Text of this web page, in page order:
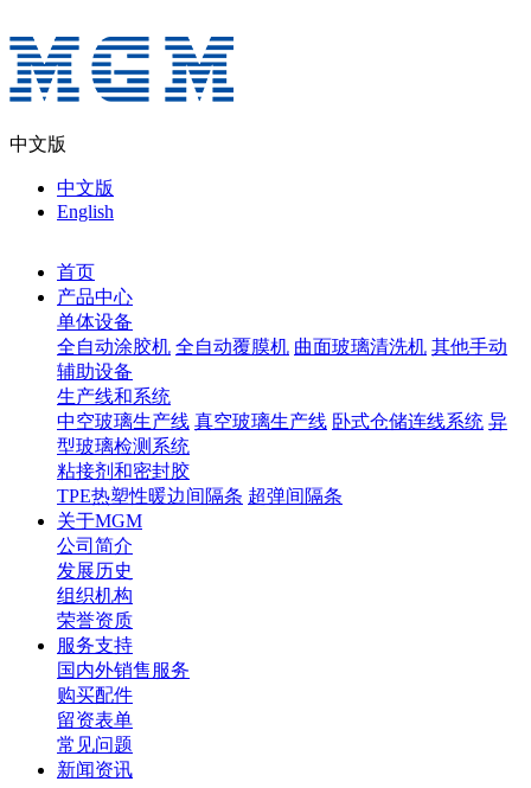
中文版
中文版
English
首页
产品中心
单体设备
全自动涂胶机 全自动覆膜机 曲面玻璃清洗机 其他手动
辅助设备
生产线和系统
中空玻璃生产线 真空玻璃生产线 卧式仓储连线系统 异
型玻璃检测系统
粘接剂和密封胶
TPE热塑性暖边间隔条 超弹间隔条
关于MGM
公司简介
发展历史
组织机构
荣誉资质
服务支持
国内外销售服务
购买配件
留资表单
常见问题
新闻资讯